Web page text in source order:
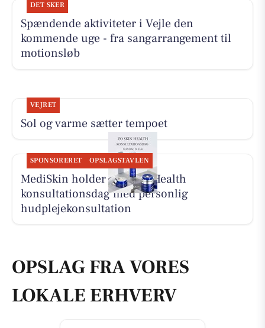
DET SKER
Spændende aktiviteter i Vejle den
kommende uge - fra sangarrangement til
motionsløb
VEJRET
Sol og varme sætter tempoet
SPONSORERET OPSLAGSTAVLEN
MediSkin holder ZO Skin Health
konsultationsdag med personlig
hudplejekonsultation
OPSLAG FRA VORES
LOKALE ERHVERV